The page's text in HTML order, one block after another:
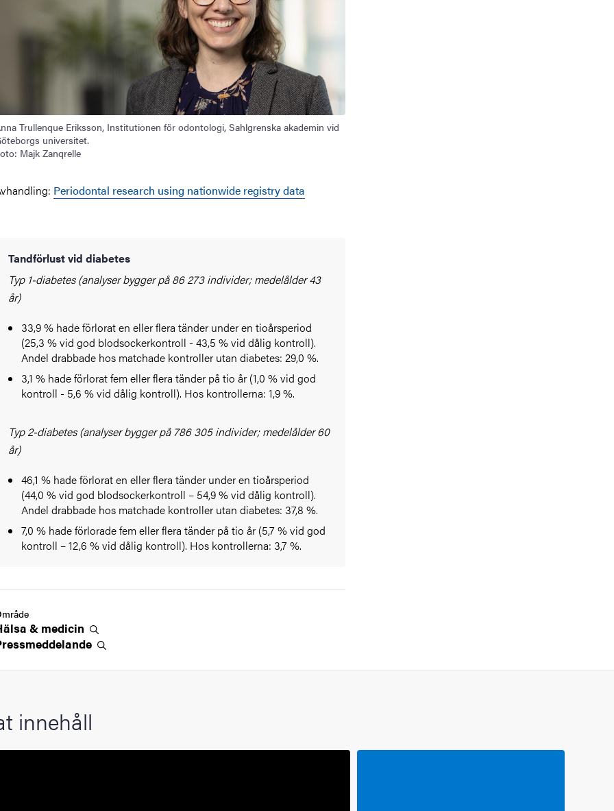
Trullenque Eriksson, Institutionen för odontologi, Sahlgrenska akademin vid
universitet.
Majk Zanqrelle
Periodontal research using nationwide registry data
Tandförlust vid diabetes
Typ 1-diabetes (analyser bygger på 86 273 individer; medelålder 43
år)
33,9 % hade förlorat en eller flera tänder under en tioårsperiod
(25,3 % vid god blodsockerkontroll - 43,5 % vid dålig kontroll).
Andel drabbade hos matchade kontroller utan diabetes: 29,0 %.
3,1 % hade förlorat fem eller flera tänder på tio år (1,0 % vid god
kontroll - 5,6 % vid dålig kontroll). Hos kontrollerna: 1,9 %.
Typ 2-diabetes (analyser bygger på 786 305 individer; medelålder 60
år)
46,1 % hade förlorat en eller flera tänder under en tioårsperiod
(44,0 % vid god blodsockerkontroll – 54,9 % vid dålig kontroll).
Andel drabbade hos matchade kontroller utan diabetes: 37,8 %.
7,0 % hade förlorade fem eller flera tänder på tio år (5,7 % vid god
kontroll – 12,6 % vid dålig kontroll). Hos kontrollerna: 3,7 %.
& medicin
innehåll